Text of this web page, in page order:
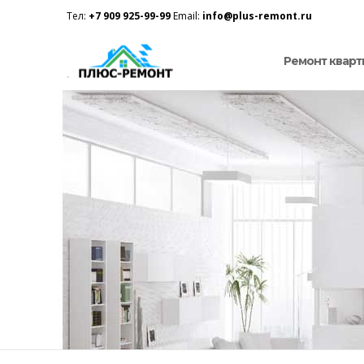
Тел: +7 909 925-99-99Email: info@plus-remont.ru
Ремонт